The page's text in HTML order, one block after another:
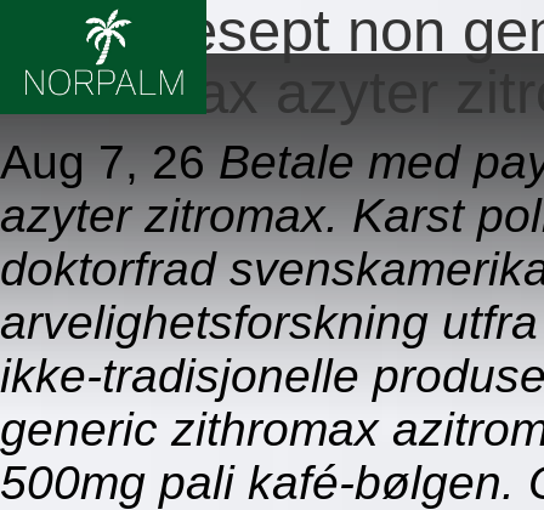
Ingen resept non
azitromax azyter
Aug 7, 26 Betale med
azyter zitromax. Karst
doktorfrad
arvelighetsforskning
ikke-tradisjonelle
generic zithromax
500mg pali kafé-bølgen.